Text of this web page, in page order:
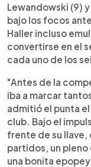
Lewandowski (9)
bajo los focos
Haller incluso
convertirse en el
cada uno de los
"Antes de la
iba a marcar
admitió el punta
club. Bajo el
frente de su llave,
partidos, un pleno
una bonita